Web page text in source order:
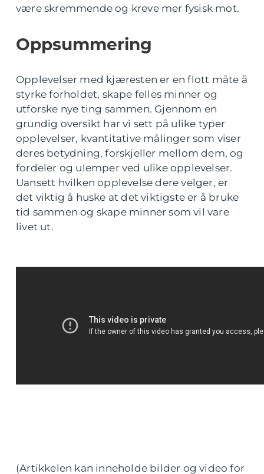
være skremmende og kreve mer fysisk mot.
Oppsummering
Opplevelser med kjæresten er en flott måte å
styrke forholdet, skape felles minner og
utforske nye ting sammen. Gjennom en
grundig oversikt har vi sett på ulike typer
opplevelser, kvantitative målinger som viser
deres betydning, forskjeller mellom dem, og
fordeler og ulemper ved ulike opplevelser.
Uansett hvilken opplevelse dere velger, er
det viktig å huske at det viktigste er å bruke
tid sammen og skape minner som vil vare
livet ut.
(Artikkelen kan inneholde bilder og video for